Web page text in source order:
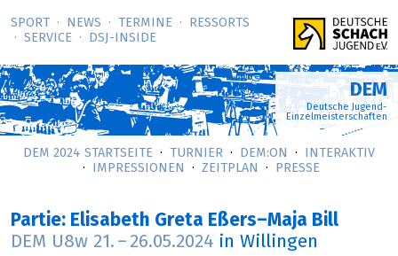
SPORT NEWS TERMINE
RESSORTS
SERVICE
DSJ-­INSIDE
DEM
Deutsche Jugend-
Einzelmeisterschaften
DEM 2024 STARTSEITE TURNIER DEM:ON
INTERAKTIV
IMPRESSIONEN
ZEITPLAN PRESSE
Partie: Elisabeth Greta Eßers–Maja Bill
DEM U8w 21. – 26.05.2024 in Willingen